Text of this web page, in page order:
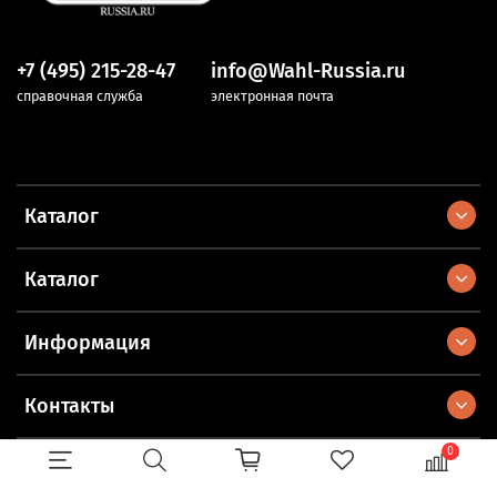
Каталог
Каталог
Информация
Контакты
+7 (495) 215-28-47
справочная служба
info@Wahl-Russia.ru
электронная почта
0